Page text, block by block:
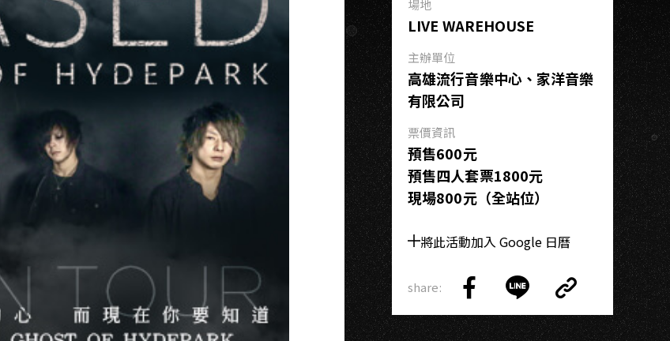
場地
LIVE WAREHOUSE
主辦單位
高雄流行音樂中心、家洋音樂
有限公司
票價資訊
預售600元
預售四人套票1800元
現場800元（全站位）
將此活動加入 Google 日曆
share:
on
on
Link
Copy
Link